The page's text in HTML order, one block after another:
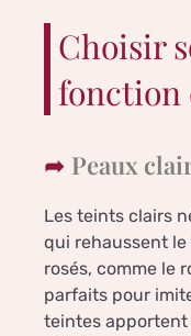
Choisir
fonction
Peaux
Les teints clairs
qui rehaussent le
rosés, comme le
parfaits pour
teintes